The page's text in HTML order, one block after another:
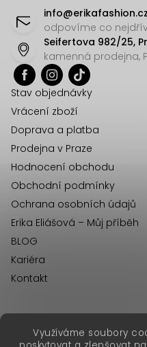
Využíváme soubory
info@erikafashion.cz
odpovíme co
Seifertova 982/25,
kamenná prodejna,
Stav objednávky
Vrácení zboží
Doprava a platba
Prodejna v Praze
Hodnocení obchodu
Obchodní podmínky
Ochrana osobních údajů
Erika Eliášová – Můj příběh
BLOG
Kariéra
Kontakt